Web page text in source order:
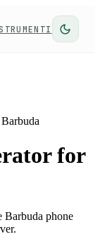
for
Barbuda phone